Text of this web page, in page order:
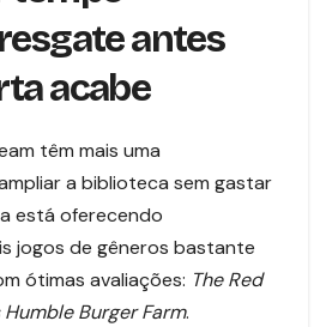
antes
acabe
têm mais uma
a biblioteca sem gastar
está oferecendo
jogos de gêneros bastante
ótimas avaliações: The Red
Humble Burger Farm.